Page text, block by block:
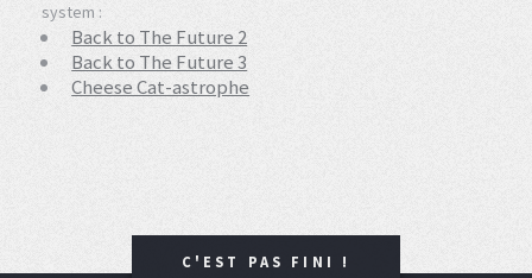
system :
Back to The Future 2
Back to The Future 3
Cheese Cat-astrophe
C'EST PAS FINI !